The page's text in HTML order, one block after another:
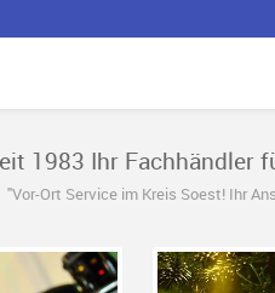
1983 Ihr Fachhändler
"Vor-Ort Service im Kreis Soest! Ihr